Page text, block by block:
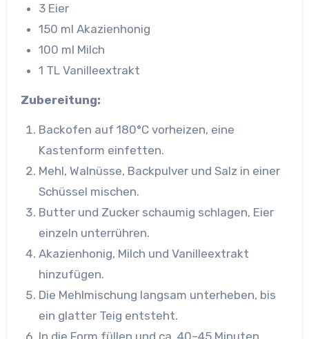
3 Eier
150 ml Akazienhonig
100 ml Milch
1 TL Vanilleextrakt
Zubereitung:
Backofen auf 180°C vorheizen, eine
Kastenform einfetten.
Mehl, Walnüsse, Backpulver und Salz in einer
Schüssel mischen.
Butter und Zucker schaumig schlagen, Eier
einzeln unterrühren.
Akazienhonig, Milch und Vanilleextrakt
hinzufügen.
Die Mehlmischung langsam unterheben, bis
ein glatter Teig entsteht.
In die Form füllen und ca. 40–45 Minuten